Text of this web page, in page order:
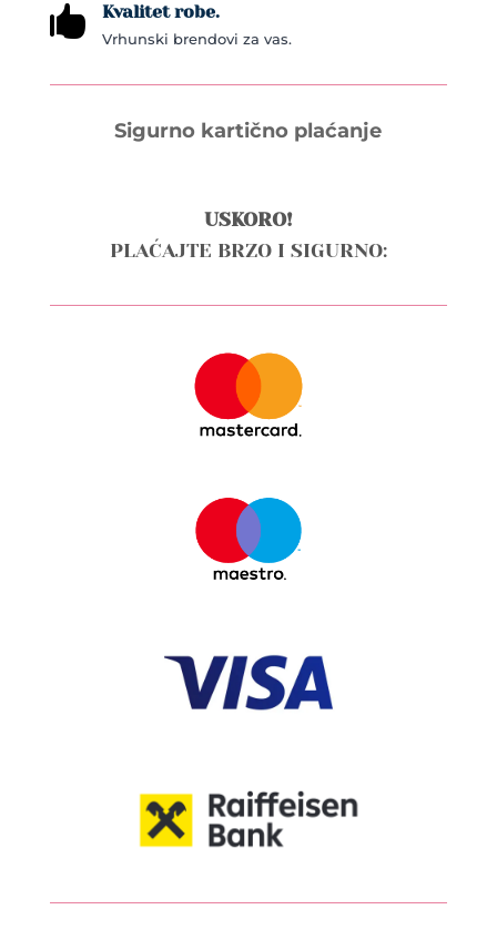
 Kvalitet robe.
Vrhunski brendovi za vas.
Sigurno kartično plaćanje
USKORO!
PLAĆAJTE BRZO I SIGURNO: